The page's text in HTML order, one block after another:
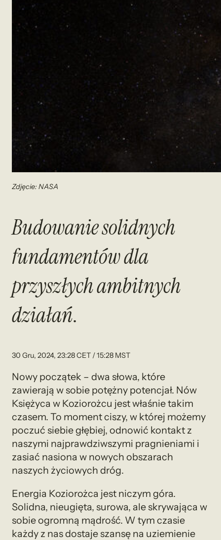
Zdjęcie: NASA
Budowanie solidnych
fundamentów dla
przyszłych ambitnych
działań.
30 Gru, 2024, 23:28 CET / 15:28 MST
Nowy początek – dwa słowa, które
zawierają w sobie potężny potencjał. Nów
Księżyca w Koziorożcu jest właśnie takim
czasem. To moment ciszy, w której możemy
poczuć siebie głębiej, odnowić kontakt z
naszymi najprawdziwszymi pragnieniami i
zasiać nasiona w nowych obszarach
naszych życiowych dróg.
Energia Koziorożca jest niczym góra.
Solidna, nieugięta, surowa, ale skrywająca w
sobie ogromną mądrość. W tym czasie
każdy z nas dostaje szansę na uziemienie